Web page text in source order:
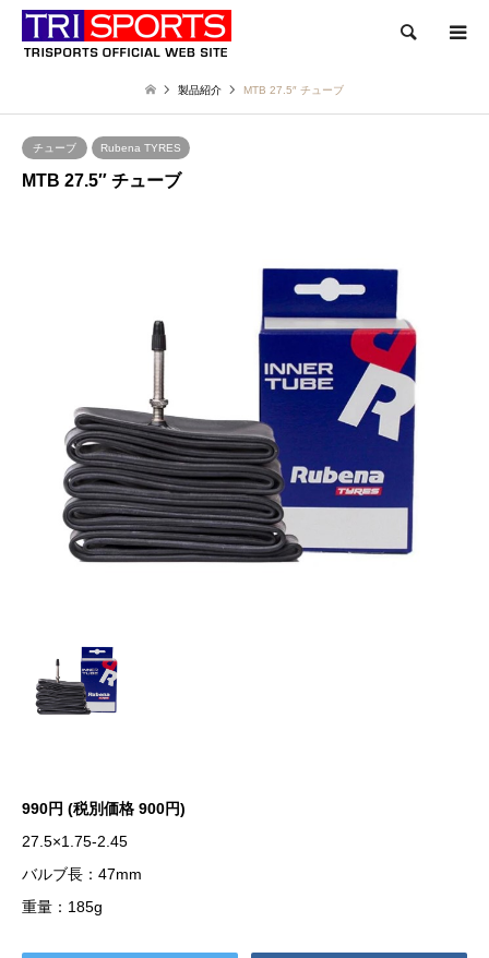
検索
製品紹介 MTB 27.5″ チューブ
チューブ Rubena TYRES
MTB 27.5″ チューブ
990円 (税別価格 900円)
27.5×1.75-2.45
バルブ長：47mm
重量：185g